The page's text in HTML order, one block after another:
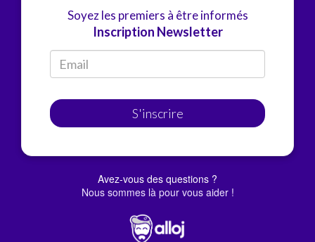
Soyez les premiers à être informés
Inscription Newsletter
S'inscrire
Avez-vous des questions ?
Nous sommes là pour vous aider !